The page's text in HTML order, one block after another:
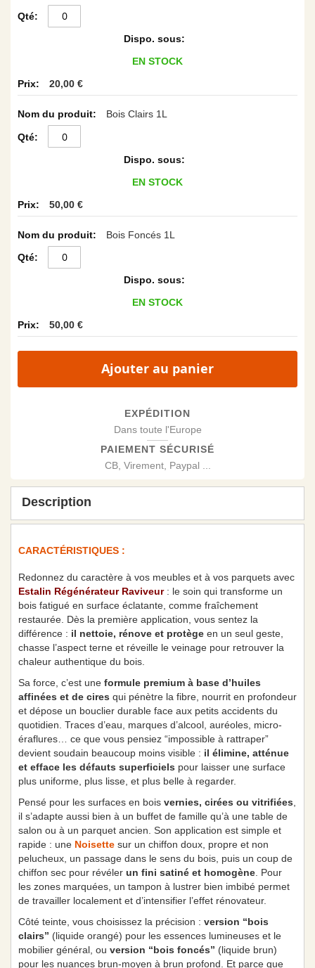
EN STOCK
20,00 €
Bois Clairs 1L
EN STOCK
50,00 €
Bois Foncés 1L
EN STOCK
50,00 €
Ajouter au panier
EXPÉDITION
Dans toute l'Europe
PAIEMENT SÉCURISÉ
CB, Virement, Paypal ...
Description
CARACTÉRISTIQUES :
Redonnez du caractère à vos meubles et à vos parquets avec
Estalin Régénérateur Raviveur: le soin qui transforme un
bois fatigué en surface éclatante, comme fraîchement
restaurée. Dès la première application, vous sentez la
différence : il nettoie, rénove et protège en un seul geste,
chasse l’aspect terne et réveille le veinage pour retrouver la
chaleur authentique du bois.
Sa force, c’est une formule premium à base d’huiles
affinées et de cires qui pénètre la fibre, nourrit en profondeur
et dépose un bouclier durable face aux petits accidents du
quotidien. Traces d’eau, marques d’alcool, auréoles, micro-
éraflures… ce que vous pensiez “impossible à rattraper”
devient soudain beaucoup moins visible : il élimine, atténue
et efface les défauts superficiels pour laisser une surface
plus uniforme, plus lisse, et plus belle à regarder.
Pensé pour les surfaces en bois vernies, cirées ou vitrifiées
il s’adapte aussi bien à un buffet de famille qu’à une table de
salon ou à un parquet ancien. Son application est simple et
rapide : une Noisette sur un chiffon doux, propre et non
pelucheux, un passage dans le sens du bois, puis un coup de
chiffon sec pour révéler un fini satiné et homogène . Pour
les zones marquées, un tampon à lustrer bien imbibé permet
de travailler localement et d’intensifier l’effet rénovateur.
Côté teinte, vous choisissez la précision : version “bois
clairs” (liquide orangé) pour les essences lumineuses et le
mobilier général, ou version “bois foncés” (liquide brun)
pour les nuances brun-moyen à brun profond. Et parce que